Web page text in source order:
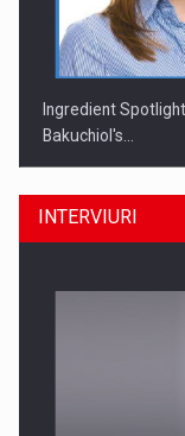
Ingredient
Bakuchiol's…
INTERVIURI